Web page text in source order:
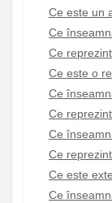
Ce este un
Ce
Ce
Ce este o
Ce
Ce
Ce
Ce
Ce este
Ce